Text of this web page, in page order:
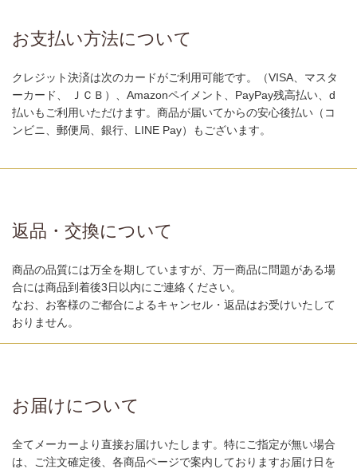
お支払い方法について
クレジット決済は次のカードがご利用可能です。（VISA、マスタ
ーカード、 ＪＣＢ）、Amazonペイメント、PayPay残高払い、d
払いもご利用いただけます。商品が届いてからの安心後払い（コ
ンビニ、郵便局、銀行、LINE Pay）もございます。
返品・交換について
商品の品質には万全を期していますが、万一商品に問題がある場
合には商品到着後3日以内にご連絡ください。
なお、お客様のご都合によるキャンセル・返品はお受けいたして
おりません。
お届けについて
全てメーカーより直接お届けいたします。特にご指定が無い場合
は、ご注文確定後、各商品ページで案内しておりますお届け日を